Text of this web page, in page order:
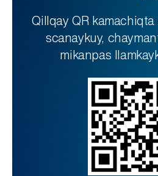
Qillqay QR
scanaykuy,
mikanpas